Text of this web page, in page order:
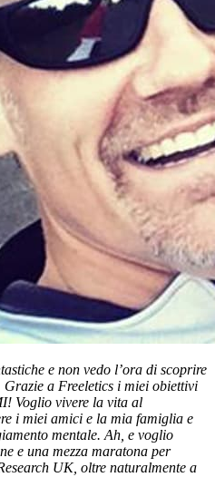
e non vedo l’ora di scoprire
a Freeletics i miei obiettivi
Voglio vivere la vita al
i miei amici e la mia famiglia e
mentale. Ah, e voglio
e una mezza maratona per
UK, oltre naturalmente a